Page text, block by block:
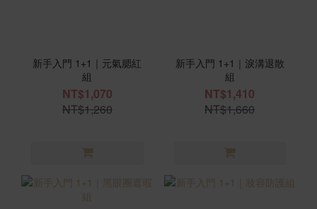
新手入門 1+1｜元氣腮紅
組
NT$1,070
NT$1,260
新手入門 1+1｜淚溝退散
組
NT$1,410
NT$1,660